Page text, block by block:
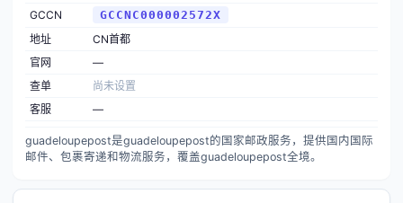
GCCN
GCCNC000002572X
地址
CN首都
官网
—
查单
尚未设置
客服
—
guadeloupepost是guadeloupepost的国家邮政服务，提供国内国际
邮件、包裹寄递和物流服务，覆盖guadeloupepost全境。